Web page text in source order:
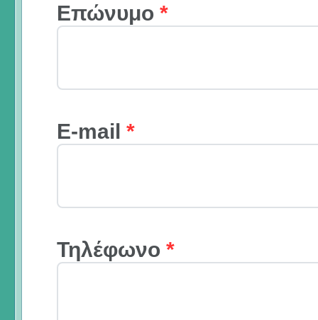
Επώνυμο *
E-mail *
Τηλέφωνο *